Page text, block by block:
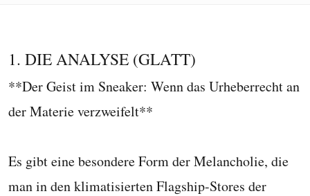
1. DIE ANALYSE (GLATT)
**Der Geist im Sneaker: Wenn das Urheberrecht an
der Materie verzweifelt**
Es gibt eine besondere Form der Melancholie, die
man in den klimatisierten Flagship-Stores der